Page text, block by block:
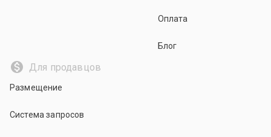
Оплата
Блог
Для продавцов
Размещение
Система запросов